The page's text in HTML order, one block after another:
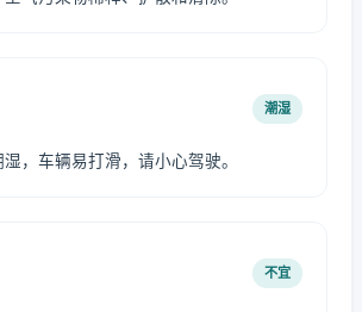
潮湿
，车辆易打滑，请小心驾驶。
不宜